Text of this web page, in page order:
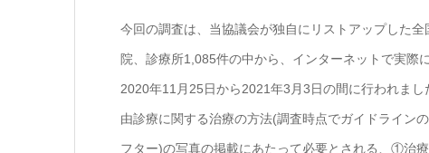
今回の調査は、当協議会が独自にリストアップした
院、診療所1,085件の中から、インターネットで実際
2020年11月25日から2021年3月3日の間に行われま
由診療に関する治療の方法(調査時点でガイドライン
フター)の写真の掲載にあたって必要とされる、①治